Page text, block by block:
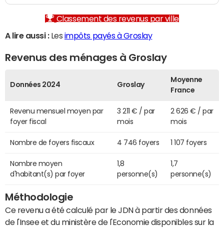
Classement des revenus par ville
A lire aussi :Les impôts payés à Groslay
Revenus des ménages à Groslay
Données 2024 Groslay
Moyenne
France
Revenu mensuel moyen par
foyer fiscal
3 211 € / par
mois
2 626 € / par
mois
Nombre de foyers fiscaux 4 746 foyers 1 107 foyers
Nombre moyen
d'habitant(s) par foyer
1,8
personne(s)
1,7
personne(s)
Méthodologie
Ce revenu a été calculé par le JDN à partir des données
de l'Insee et du ministère de l'Economie disponibles sur la